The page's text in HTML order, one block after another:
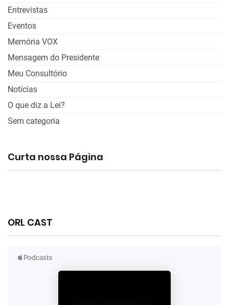
Entrevistas
Eventos
Memória VOX
Mensagem do Presidente
Meu Consultório
Notícias
O que diz a Lei?
Sem categoria
Curta nossa Página
ORL CAST